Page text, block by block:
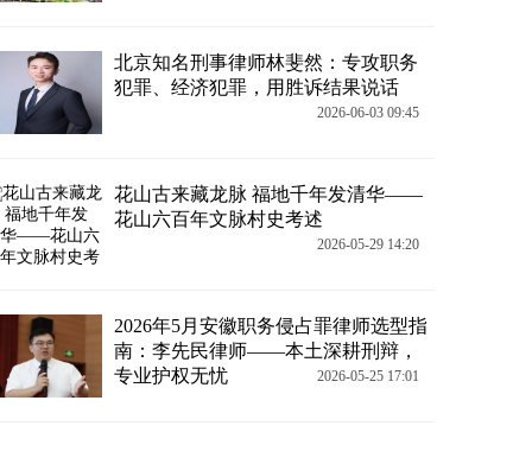
北京知名刑事律师林斐然：专攻职务
犯罪、经济犯罪，用胜诉结果说话
2026-06-03 09:45
花山古来藏龙脉 福地千年发清华——
花山六百年文脉村史考述
2026-05-29 14:20
2026年5月安徽职务侵占罪律师选型指
南：李先民律师——本土深耕刑辩，
专业护权无忧
2026-05-25 17:01